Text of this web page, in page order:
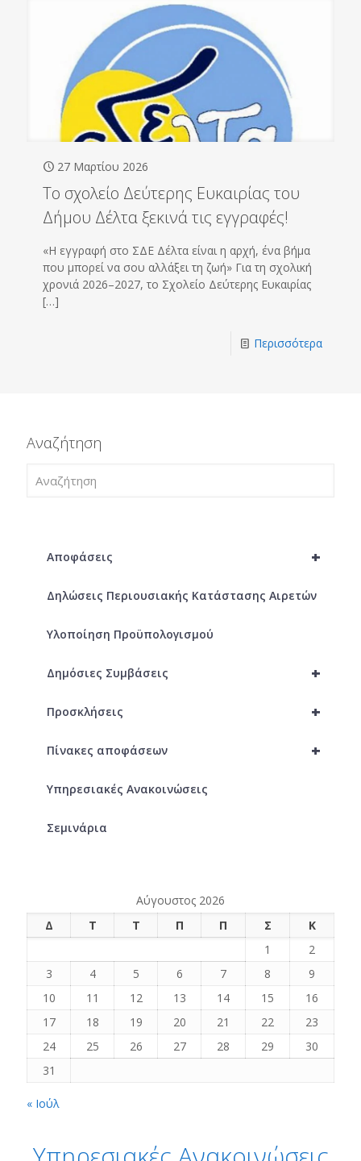
27 Μαρτίου 2026
Το σχολείο Δεύτερης Ευκαιρίας του
Δήμου Δέλτα ξεκινά τις εγγραφές!
«Η εγγραφή στο ΣΔΕ Δέλτα είναι η αρχή, ένα βήμα
που μπορεί να σου αλλάξει τη ζωή» Για τη σχολική
χρονιά 2026–2027, το Σχολείο Δεύτερης Ευκαιρίας
[…]
Περισσότερα
Αναζήτηση
+
Αποφάσεις
Δηλώσεις Περιουσιακής Κατάστασης Αιρετών
Υλοποίηση Προϋπολογισμού
+
Δημόσιες Συμβάσεις
+
Προσκλήσεις
+
Πίνακες αποφάσεων
Υπηρεσιακές Ανακοινώσεις
Σεμινάρια
Αύγουστος 2026
Δ
Τ Τ Π Π Σ
Κ
1
2
3
4 5 6 7 8
9
10
11 12 13 14 15
16
17
18 19 20 21 22
23
24
25 26 27 28 29
30
31
« Ιούλ